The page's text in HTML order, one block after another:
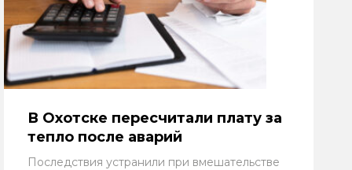
В Охотске пересчитали плату за
тепло после аварий
Последствия устранили при вмешательстве